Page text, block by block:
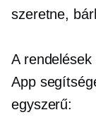
szeretne,
A
App
egyszerű: